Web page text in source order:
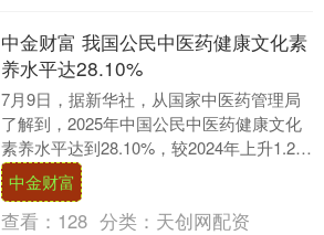
中金财富 我国公民中医药健康文化素
养水平达28.10%
7月9日，据新华社，从国家中医药管理局
了解到，2025年中国公民中医药健康文化
素养水平达到28.10%，较2024年上升1.25
个百分点。 中医药健康文化素养水....
中金财富
查看： 128 分类： 天创网配资